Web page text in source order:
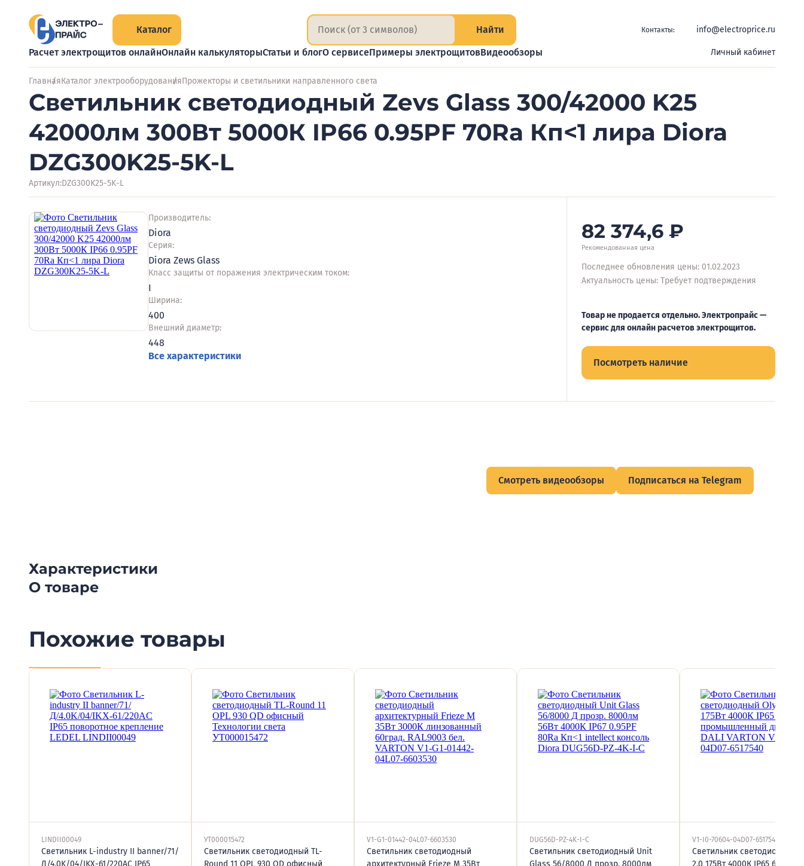
Каталог Найти Контакты: info@electroprice.ru
Расчет электрощитов онлайнОнлайн калькуляторыСтатьи и блогО сервисеПримеры электрощитовВидеообзоры Личный кабинет
ГлавнаяКаталог электрооборудованияПрожекторы и светильники направленного света
Светильник светодиодный Zevs Glass 300/42000 K25
42000лм 300Вт 5000К IP66 0.95PF 70Ra Кп<1 лира Diora
DZG300K25-5K-L
Артикул:DZG300K25-5K-L
Производитель:
Diora
Серия:
Diora Zews Glass
Класс защиты от поражения электрическим током:
I
Ширина:
400
Внешний диаметр:
448
Все характеристики
82 374,6 ₽
Рекомендованная цена
Последнее обновления цены: 01.02.2023
Актуальность цены: Требует подтверждения
Товар не продается отдельно. Электропрайс —
сервис для онлайн расчетов электрощитов.
Посмотреть наличие
Смотреть видеообзоры Подписаться на Telegram
Характеристики
О товаре
Похожие товары
LINDII00049
Светильник L-industry II banner/71/
Д/4.0K/04/IKX-61/220AC IP65
УТ000015472
Светильник светодиодный TL-
Round 11 OPL 930 QD офисный
V1-G1-01442-04L07-6603530
Светильник светодиодный
архитектурный Frieze M 35Вт
DUG56D-PZ-4K-I-C
Светильник светодиодный Unit
Glass 56/8000 Д прозр. 8000лм
V1-I0-70604-04D07-6517540
Светильник светодиодный
2.0 175Вт 4000К IP65 60град.